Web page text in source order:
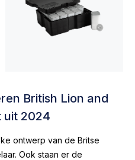
British Lion and
uit 2024
ontwerp van de Britse
Ook staan er de